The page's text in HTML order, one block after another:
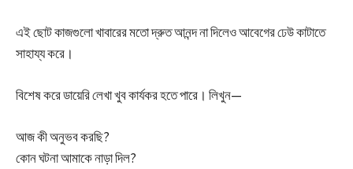
এই ছোট কাজগুলো খাবারের মতো দ্রুত আনন্দ না দিলেও আবেগের ঢেউ কাটাতে
সাহায্য করে।
বিশেষ করে ডায়েরি লেখা খুব কার্যকর হতে পারে। লিখুন—
আজ কী অনুভব করছি?
কোন ঘটনা আমাকে নাড়া দিল?